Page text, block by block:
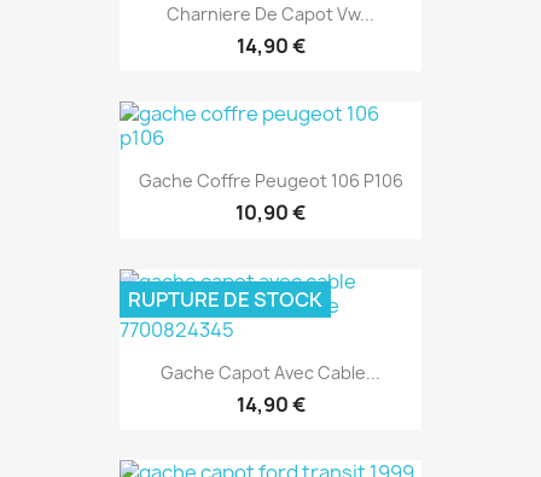
Charniere De Capot Vw...
14,90 €
Gache Coffre Peugeot 106 P106
10,90 €
Gache Capot Avec Cable...
14,90 €
RUPTURE DE STOCK